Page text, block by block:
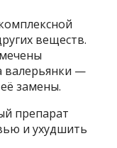
веществ.
валерьянки —
замены.
препарат
и ухудшить